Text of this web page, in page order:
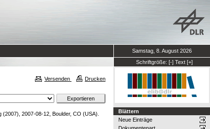
Samstag, 8. August 2026
Schriftgröße: [-] Text [+]
Versenden Drucken
2007-08-12, Boulder, CO (USA).
Blättern
Neue Einträge